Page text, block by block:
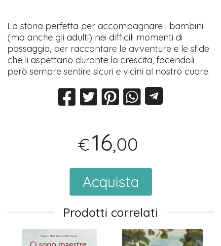
La storia perfetta per accompagnare i bambini
(ma anche gli adulti) nei difficili momenti di
passaggio, per raccontare le avventure e le sfide
che li aspettano durante la crescita, facendoli
però sempre sentire sicuri e vicini al nostro cuore.
€16,00
Acquista
Prodotti correlati